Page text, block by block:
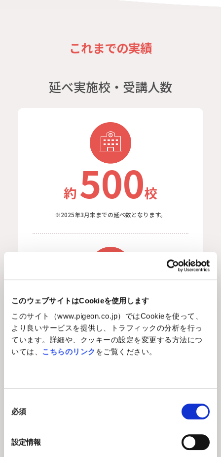
このウェブサイトはCookieを使用します
このサイト（www.pigeon.co.jp）ではCookieを使って、
より良いサービスを提供し、トラフィックの分析を行っ
ています。詳細や、クッキーの設定を変更する方法につ
いては、
こちらのリンク をご覧ください。
必須
設定情報
これまでの実績
延べ実施校・受講人数
約 500校
※2025年3月末までの延べ数となります。
約41,000名
※2025年3月末までの延べ数となります。
都道府県